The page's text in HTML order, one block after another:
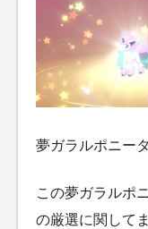
夢ガラルポニー
この夢ガラルポ
の厳選に関して